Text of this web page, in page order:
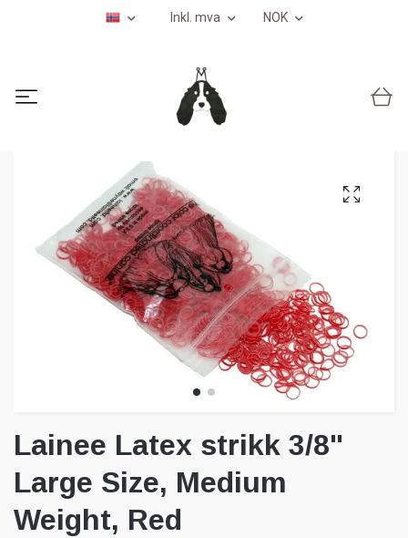
Inkl. mva NOK
Lainee Latex strikk 3/8"
Large Size, Medium
Weight, Red